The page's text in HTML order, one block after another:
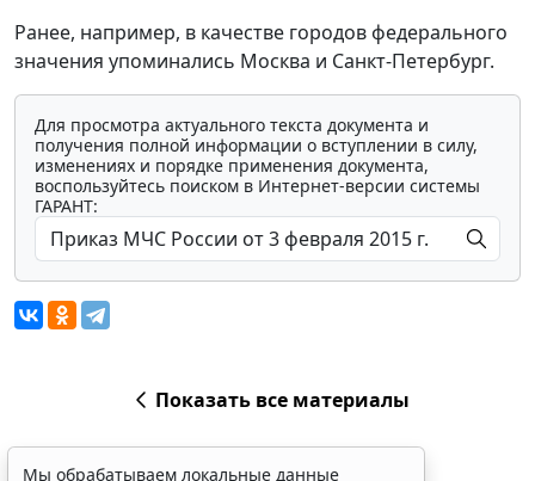
Ранее, например, в качестве городов федерального
значения упоминались Москва и Санкт-Петербург.
Для просмотра актуального текста документа и
получения полной информации о вступлении в силу,
изменениях и порядке применения документа,
воспользуйтесь поиском в Интернет-версии системы
ГАРАНТ:
Показать все материалы
Мы обрабатываем локальные данные